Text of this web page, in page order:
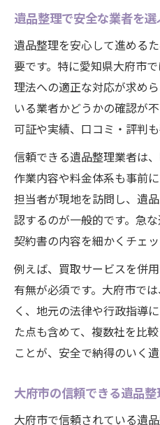
遺品整理で安全な業者を
遺品整理を安心して進める
要です。特に愛知県大府市
理法への適正な対応が求め
いる業者かどうかの確認が
可証や実績、口コミ・評判
信頼できる遺品整理業者は
作業内容や料金体系も事前
担当者が現地を訪問し、遺
認するのが一般的です。急
契約書の内容を細かくチェッ
例えば、買取サービスを併
有無が必須です。大府市で
く、地元の法律や行政指導
た点も含めて、複数社を比
ことが、安全で納得のいく
大府市の信頼できる遺品
大府市で信頼されている遺